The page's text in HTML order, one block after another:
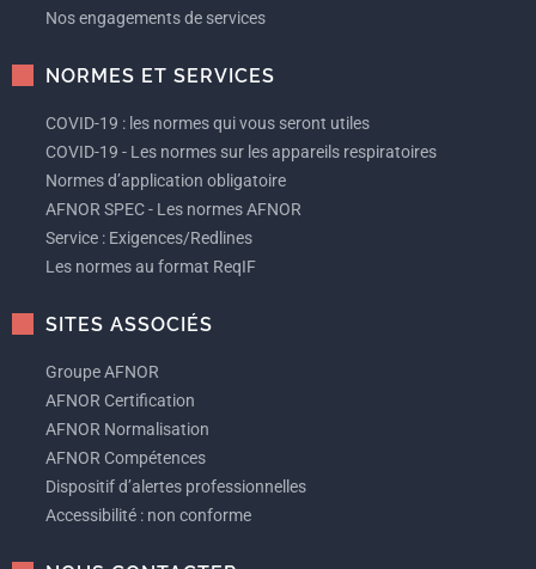
Nos engagements de services
NORMES ET SERVICES
COVID-19 : les normes qui vous seront utiles
COVID-19 - Les normes sur les appareils respiratoires
Normes d’application obligatoire
AFNOR SPEC - Les normes AFNOR
Service : Exigences/Redlines
Les normes au format ReqIF
SITES ASSOCIÉS
Groupe AFNOR
AFNOR Certification
AFNOR Normalisation
AFNOR Compétences
Dispositif d’alertes professionnelles
Accessibilité : non conforme